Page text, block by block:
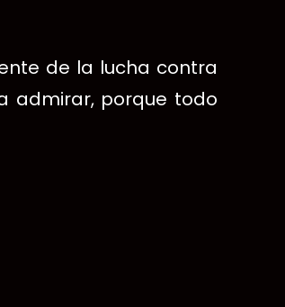
de la lucha contra
admirar, porque todo